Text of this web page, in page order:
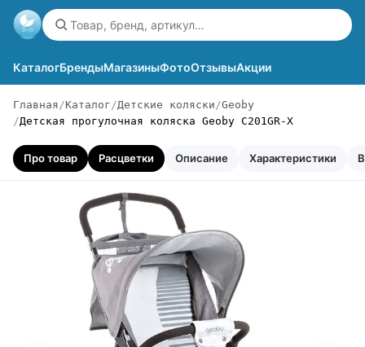
КаталогБрендыМагазиныФотоОтзывыАкции
Главная Каталог Детские коляски Geoby
Детская прогулочная коляска Geoby C201GR-X
Про товар Расцветки Описание Характеристики